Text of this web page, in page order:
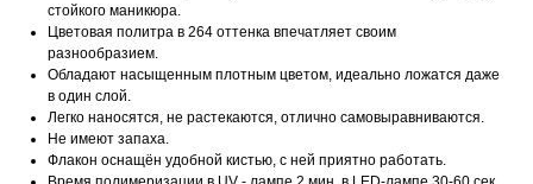
стойкого маникюра.
Цветовая политра в 264 оттенка впечатляет своим
разнообразием.
Обладают насыщенным плотным цветом, идеально ложатся даже
в один слой.
Легко наносятся, не растекаются, отлично самовыравниваются.
Не имеют запаха.
Флакон оснащён удобной кистью, с ней приятно работать.